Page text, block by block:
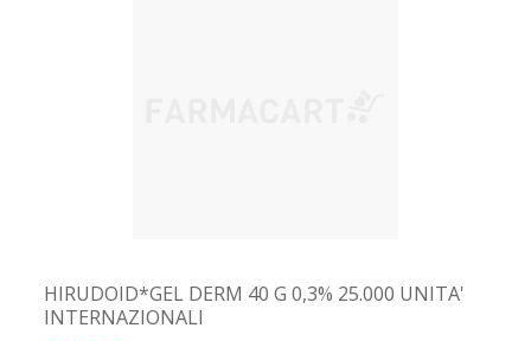
HIRUDOID*GEL DERM 40 G 0,3% 25.000 UNITA'
INTERNAZIONALI